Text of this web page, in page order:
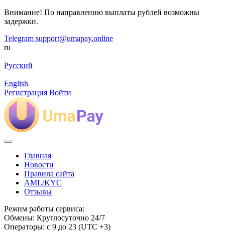
Внимание! По направлению выплаты рублей возможны
задержки.
Telegram support@umapay.online
ru
Русский
English
Регистрация Войти
Главная
Новости
Правила сайта
AML/KYC
Отзывы
Режим работы сервиса:
Обмены: Круглосуточно 24/7
Операторы: с 9 до 23 (UTC +3)